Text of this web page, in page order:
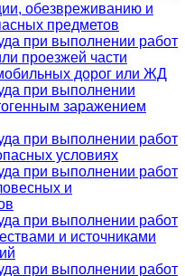
обезвреживанию и
предметов
при выполнении работ
проезжей части
дорог или ЖД
при выполнении
заражением
при выполнении работ
условиях
при выполнении работ
и
при выполнении работ
и источниками
при выполнении работ